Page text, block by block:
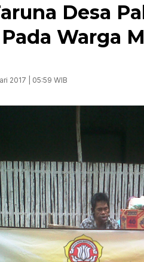
Desa
Warga
2017 | 05:59 WIB